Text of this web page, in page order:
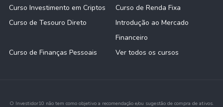
Curso Investimento em Criptos
Curso de Renda Fixa
Curso de Tesouro Direto
Introdução ao Mercado
Financeiro
Curso de Finanças Pessoais
Ver todos os cursos
O Investidor10 não tem como objetivo a recomendação e/ou sugestão de compra de ativos.